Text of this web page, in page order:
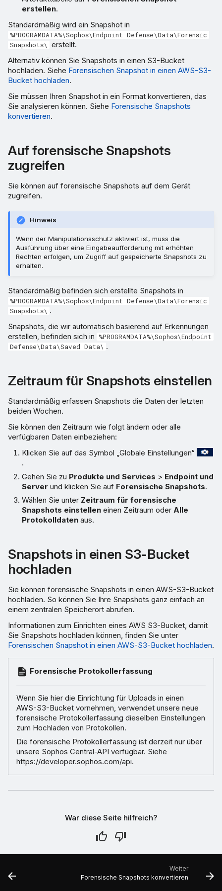
erstellen.
Standardmäßig wird ein Snapshot in
%PROGRAMDATA%\Sophos\Endpoint Defense\Data\Forensic
Snapshots\
erstellt.
Alternativ können Sie Snapshots in einen S3-Bucket
hochladen. Siehe Forensischen Snapshot in einen AWS-S3-
Bucket hochladen.
Sie müssen Ihren Snapshot in ein Format konvertieren, das
Sie analysieren können. Siehe Forensische Snapshots
konvertieren.
Auf forensische Snapshots
zugreifen
Sie können auf forensische Snapshots auf dem Gerät
zugreifen.
Hinweis
Wenn der Manipulationsschutz aktiviert ist, muss die
Ausführung über eine Eingabeaufforderung mit erhöhten
Rechten erfolgen, um Zugriff auf gespeicherte Snapshots zu
erhalten.
Standardmäßig befinden sich erstellte Snapshots in
%PROGRAMDATA%\Sophos\Endpoint Defense\Data\Forensic
Snapshots\ .
Snapshots, die wir automatisch basierend auf Erkennungen
erstellen, befinden sich in %PROGRAMDATA%\Sophos\Endpoint
Defense\Data\Saved Data\ .
Zeitraum für Snapshots einstellen
Standardmäßig erfassen Snapshots die Daten der letzten
beiden Wochen.
Sie können den Zeitraum wie folgt ändern oder alle
verfügbaren Daten einbeziehen:
Klicken Sie auf das Symbol „Globale Einstellungen“
.
Gehen Sie zu Produkte und Services > Endpoint und
Server und klicken Sie auf Forensische Snapshots.
Wählen Sie unter Zeitraum für forensische
Snapshots einstellen einen Zeitraum oderAlle
Protokolldatenaus.
Snapshots in einen S3-Bucket
hochladen
Sie können forensische Snapshots in einen AWS-S3-Bucket
hochladen. So können Sie Ihre Snapshots ganz einfach an
einem zentralen Speicherort abrufen.
Informationen zum Einrichten eines AWS S3-Bucket, damit
Sie Snapshots hochladen können, finden Sie unter
Forensischen Snapshot in einen AWS-S3-Bucket hochladen.
Forensische Protokollerfassung
Wenn Sie hier die Einrichtung für Uploads in einen
AWS-S3-Bucket vornehmen, verwendet unsere neue
forensische Protokollerfassung dieselben Einstellungen
zum Hochladen von Protokollen.
Die forensische Protokollerfassung ist derzeit nur über
unsere Sophos Central-API verfügbar. Siehe
https://developer.sophos.com/api.
War diese Seite hilfreich?
Weiter
Forensische Snapshots konvertieren